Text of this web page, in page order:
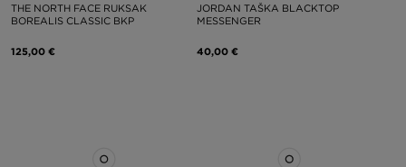
THE NORTH FACE RUKSAK
BOREALIS CLASSIC BKP
125,00 €
JORDAN TAŠKA BLACKTOP
MESSENGER
40,00 €